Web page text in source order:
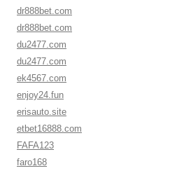
dr888bet.com
dr888bet.com
du2477.com
du2477.com
ek4567.com
enjoy24.fun
erisauto.site
etbet16888.com
FAFA123
faro168